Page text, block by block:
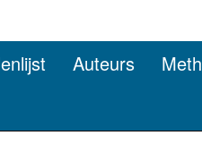
Auteurs